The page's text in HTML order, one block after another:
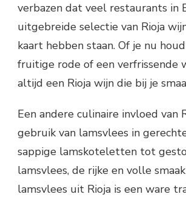
verbazen dat veel restaurants in
uitgebreide selectie van Rioja
kaart hebben staan. Of je nu
fruitige rode of een verfrissende
altijd een Rioja wijn die bij je
Een andere culinaire invloed van
gebruik van lamsvlees in
sappige lamskoteletten tot
lamsvlees, de rijke en volle
lamsvlees uit Rioja is een ware